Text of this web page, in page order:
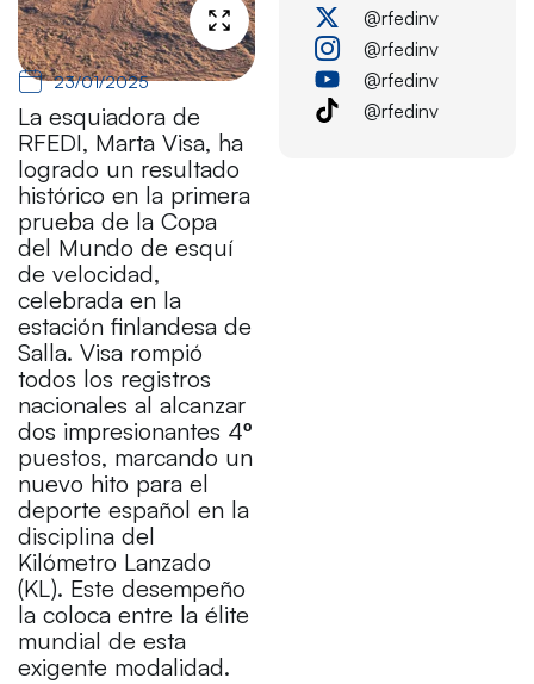
23/01/2025
La esquiadora de
RFEDI, Marta Visa, ha
logrado un resultado
histórico en la primera
prueba de la Copa
del Mundo de esquí
de velocidad,
celebrada en la
estación finlandesa de
Salla. Visa rompió
todos los registros
nacionales al alcanzar
dos impresionantes 4º
puestos, marcando un
nuevo hito para el
deporte español en la
disciplina del
Kilómetro Lanzado
(KL). Este desempeño
la coloca entre la élite
mundial de esta
exigente modalidad.
@rfedinv
@rfedinv
@rfedinv
@rfedinv